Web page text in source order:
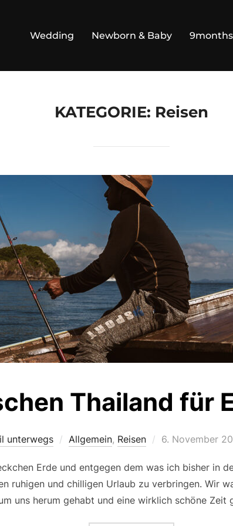
Wedding Newborn & Baby 9months
KATEGORIE: Reisen
Thailand für
unterwegs Allgemein, Reisen
Veröffentlicht
6. November
Erde und entgegen dem was ich bisher in
ruhigen und chilligen Urlaub zu verbringen. Wir
uns herum gehabt und eine wirklich schöne